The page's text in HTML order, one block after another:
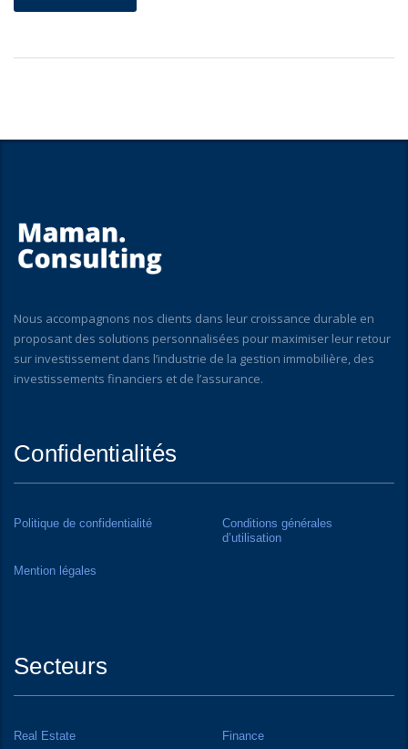
Nous accompagnons nos clients dans leur croissance durable en
proposant des solutions personnalisées pour maximiser leur retour
sur investissement dans l’industrie de la gestion immobilière, des
investissements financiers et de l’assurance.
Confidentialités
Politique de confidentialité
Conditions générales
d’utilisation
Mention légales
Secteurs
Real Estate Finance